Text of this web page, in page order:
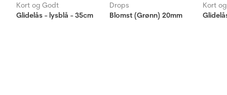
Kort og Godt
Glidelås - lysblå - 35cm
Drops
Blomst (Grønn) 20mm
Kort